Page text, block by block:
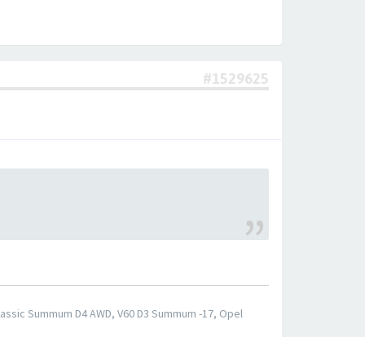
#1529625
Summum D4 AWD, V60 D3 Summum -17, Opel